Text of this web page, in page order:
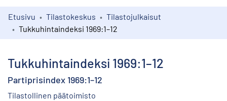
Kokoelmat
Etusivu Tilastokeskus
Tilastojulkaisut
Tukkuhintaindeksi 1969:1–12
Tukkuhintaindeksi 1969:1–12
Partiprisindex 1969:1–12
Tilastollinen päätoimisto